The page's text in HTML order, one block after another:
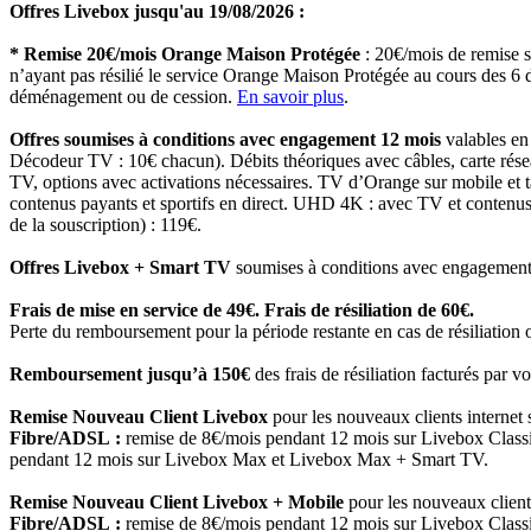
Offres Livebox jusqu'au 19/08/2026 :
* Remise 20€/mois Orange Maison Protégée : 20€/mois de remise
n’ayant pas résilié le service Orange Maison Protégée au cours des
déménagement ou de cession. En savoir plus.
Offres soumises à conditions avec engagement 12 mois valables
Décodeur TV : 10€ chacun). Débits théoriques avec câbles, carte
TV, options avec activations nécessaires. TV d’Orange sur mobile
contenus payants et sportifs en direct. UHD 4K : avec TV et
de la souscription) : 119€.
Offres Livebox + Smart TV soumises à conditions avec
Frais de mise en service de 49€. Frais de résiliation de 60€.
Perte du remboursement pour la période restante en cas de
Remboursement jusqu’à 150€ des frais de résiliation facturés par
Remise Nouveau Client Livebox pour les nouveaux clients internet
Fibre/ADSL : remise de 8€/mois pendant 12 mois sur Livebox
pendant 12 mois sur Livebox Max et Livebox Max + Smart TV.
Remise Nouveau Client Livebox + Mobile pour les nouveaux
Fibre/ADSL : remise de 8€/mois pendant 12 mois sur Livebox